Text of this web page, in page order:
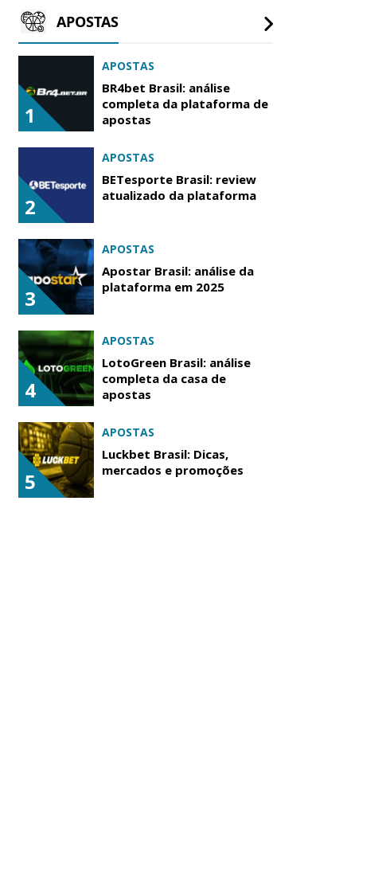
APOSTAS
1
APOSTAS
BR4bet Brasil: análise
completa da plataforma de
apostas
2
APOSTAS
BETesporte Brasil: review
atualizado da plataforma
3
APOSTAS
Apostar Brasil: análise da
plataforma em 2025
4
APOSTAS
LotoGreen Brasil: análise
completa da casa de
apostas
5
APOSTAS
Luckbet Brasil: Dicas,
mercados e promoções